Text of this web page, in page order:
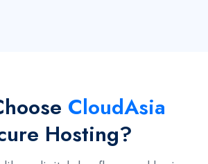
CloudAsia
Hosting?